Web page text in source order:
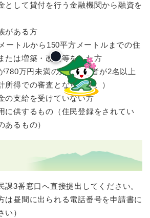
として貸付を行う金融機関から融資を
がある方
ートルから150平方メートルまでの住
たは増築・改築等をした方
780万円未満の方（債務者が2名以上
所得での審査となります。）
の支給を受けていない方
に供するもの（住民登録をされてい
あるもの）
課3番窓口へ直接提出してください。
は昼間に出られる電話番号を申請書に
い）